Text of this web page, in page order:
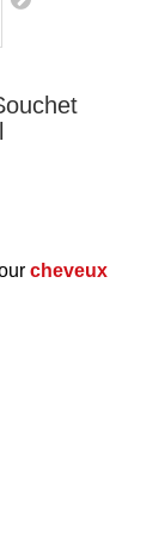
cheveux